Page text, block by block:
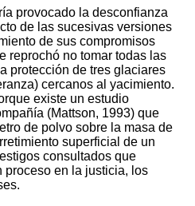
provocado la desconfianza
de las sucesivas versiones
de sus compromisos
reprochó no tomar todas las
protección de tres glaciares
cercanos al yacimiento.
existe un estudio
(Mattson, 1993) que
de polvo sobre la masa de
superficial de un
consultados que
proceso en la justicia, los